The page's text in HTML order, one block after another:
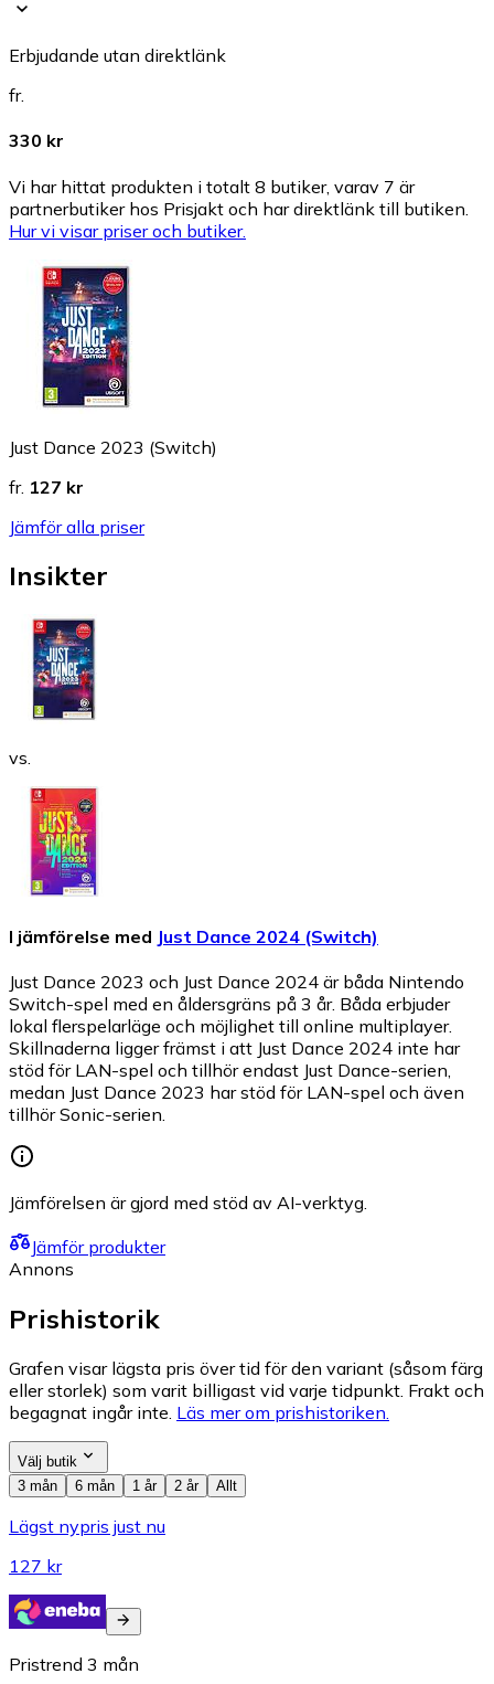
Erbjudande utan direktlänk
fr.
330 kr
Vi har hittat produkten i totalt 8 butiker, varav 7 är
partnerbutiker hos Prisjakt och har direktlänk till butiken.
Hur vi visar priser och butiker.
Just Dance 2023 (Switch)
fr. 127 kr
Jämför alla priser
Insikter
vs.
I jämförelse med Just Dance 2024 (Switch)
Just Dance 2023 och Just Dance 2024 är båda Nintendo
Switch-spel med en åldersgräns på 3 år. Båda erbjuder
lokal flerspelarläge och möjlighet till online multiplayer.
Skillnaderna ligger främst i att Just Dance 2024 inte har
stöd för LAN-spel och tillhör endast Just Dance-serien,
medan Just Dance 2023 har stöd för LAN-spel och även
tillhör Sonic-serien.
Jämförelsen är gjord med stöd av AI-verktyg.
Jämför produkter
Annons
Prishistorik
Grafen visar lägsta pris över tid för den variant (såsom färg
eller storlek) som varit billigast vid varje tidpunkt. Frakt och
begagnat ingår inte. Läs mer om prishistoriken.
Välj butik
3 mån
6 mån 1 år 2 år Allt
Lägst nypris just nu
127 kr
Pristrend 3 mån